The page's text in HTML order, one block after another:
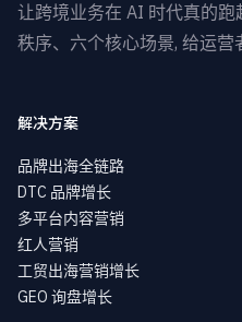
让跨境业务在 AI 时代真的
秩序、六个核心场景, 给运营
解决方案
品牌出海全链路
DTC 品牌增长
多平台内容营销
红人营销
工贸出海营销增长
GEO 询盘增长